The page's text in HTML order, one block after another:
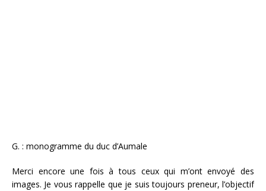
G. : monogramme du duc d’Aumale
Merci encore une fois à tous ceux qui m’ont envoyé des
images. Je vous rappelle que je suis toujours preneur, l’objectif